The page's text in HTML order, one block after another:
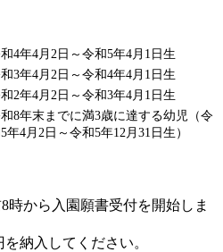
4年4月2日～令和5年4月1日生
3年4月2日～令和4年4月1日生
2年4月2日～令和3年4月1日生
8年末までに満3歳に達する幼児（令
年4月2日～令和5年12月31日生）
時から入園願書受付を開始しま
納入してください。